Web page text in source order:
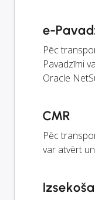
e-
Pēc
Pavadzīmi
Oracle
CMR
Pēc
var atvērt